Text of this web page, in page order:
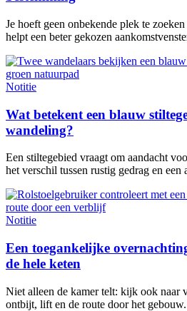
Je hoeft geen onbekende plek te
helpt een beter gekozen
Notitie
Wat betekent een blauw
wandeling?
Een stiltegebied vraagt om aandacht
het verschil tussen rustig gedrag en een
Notitie
Een toegankelijke
de hele keten
Niet alleen de kamer telt: kijk ook naar
ontbijt, lift en de route door het gebouw.